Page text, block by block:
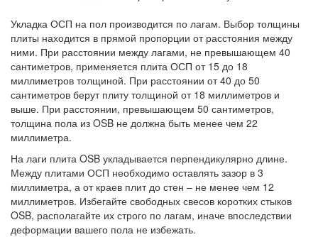
Укладка ОСП на пол производится по лагам. Выбор толщины
плиты находится в прямой пропорции от расстояния между
ними. При расстоянии между лагами, не превышающем 40
сантиметров, применяется плита ОСП от 15 до 18
миллиметров толщиной. При расстоянии от 40 до 50
сантиметров берут плиту толщиной от 18 миллиметров и
выше. При расстоянии, превышающем 50 сантиметров,
толщина пола из OSB не должна быть менее чем 22
миллиметра.
На лаги плита OSB укладывается перпендикулярно длине.
Между плитами ОСП необходимо оставлять зазор в 3
миллиметра, а от краев плит до стен – не менее чем 12
миллиметров. Избегайте свободных свесов коротких стыков
OSB, располагайте их строго по лагам, иначе впоследствии
деформации вашего пола не избежать.